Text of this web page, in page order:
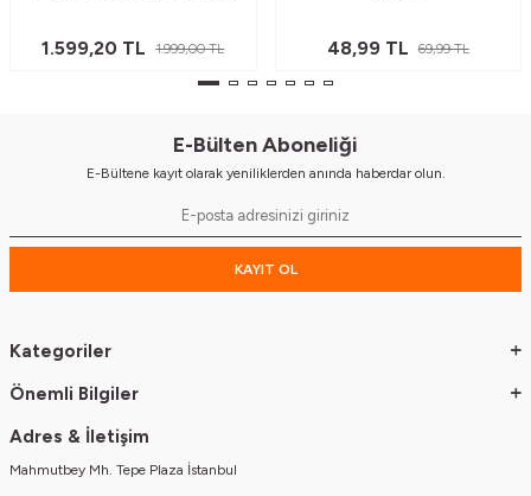
1.599,20 TL 1.999,00TL 48,99TL 69,99TL
E-Bülten Aboneliği
E-Bültene kayıt olarak yeniliklerden anında haberdar olun.
KAYIT OL
Kategoriler
Önemli Bilgiler
Adres & İletişim
Mahmutbey Mh. Tepe Plaza İstanbul